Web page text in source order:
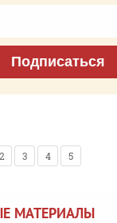
Подписаться
2 3 4 5
МАТЕРИАЛЫ